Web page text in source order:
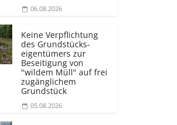
06.08.2026
Keine Verpflichtung
des Grundstücks­
eigentümers zur
Beseitigung von
"wildem Müll" auf frei
zugänglichem
Grundstück
05.08.2026